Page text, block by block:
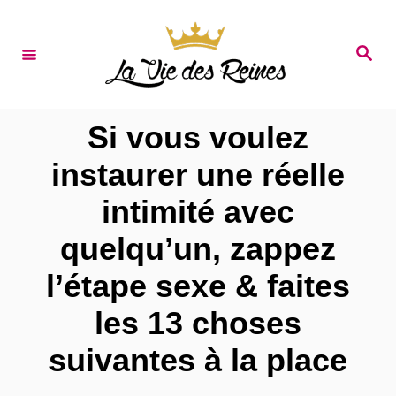
S
Si vous voulez
instaurer une réelle
intimité avec
quelqu’un, zappez
l’étape sexe & faites
les 13 choses
suivantes à la place